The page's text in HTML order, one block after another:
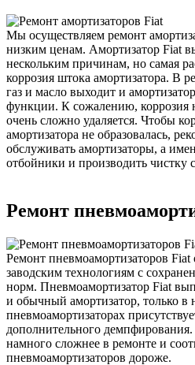
Мы осуществляем ремонт
низким ценам. Амортизатор Fiat
нескольким причинам, но самая
коррозия штока амортизатора. В
газ и масло выходит и
функции. К сожалению, коррозия
очень сложно удаляется. Чтобы
амортизатора не образовалась,
обслуживать амортизаторы, а
отбойники и производить чистку
Ремонт
Ремонт пневмоамортизаторов Fiat
заводским технологиям с
норм. Пневмоамортизатор Fiat
и обычный амортизатор, только в
пневмоамортизаторах
дополнительного
намного сложнее в ремонте и
пневмоамортизаторов дороже.